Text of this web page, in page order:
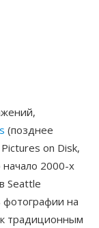
(позднее
on Disk,
2000-х
Seattle
фотографии на
традиционным